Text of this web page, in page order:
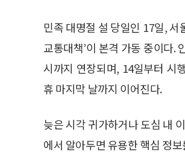
민족 대명절 설 당일인 17일, 서
교통대책’이 본격 가동 중이다.
시까지 연장되며, 14일부터 시
휴 마지막 날까지 이어진다.
늦은 시각 귀가하거나 도심 내
에서 알아두면 유용한 핵심 정